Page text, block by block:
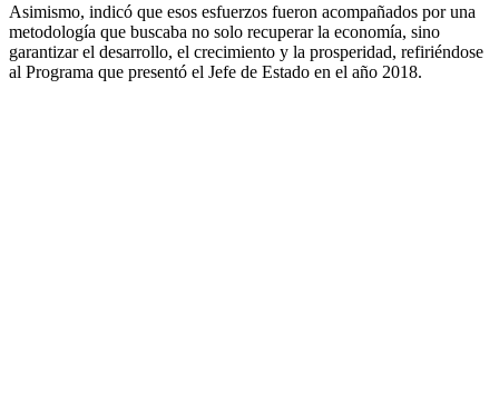
Asimismo, indicó que esos esfuerzos fueron acompañados por una
metodología que buscaba no solo recuperar la economía, sino
garantizar el desarrollo, el crecimiento y la prosperidad, refiriéndose
al Programa que presentó el Jefe de Estado en el año 2018.